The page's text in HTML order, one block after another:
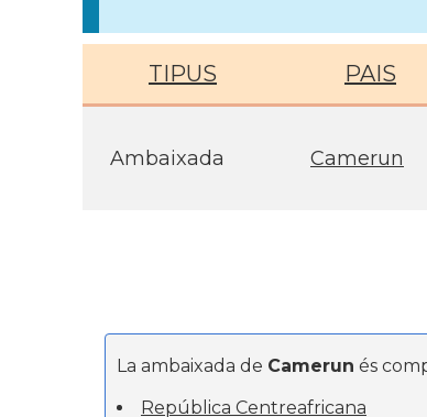
TIPUS PAIS
Ambaixada Camerun
La ambaixada de Camerun és
República Centreafricana